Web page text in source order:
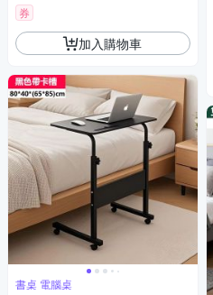
券
加入購物車
書桌 電腦桌